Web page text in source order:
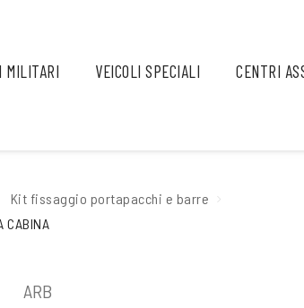
MILITARI VEICOLI SPECIALI CENTRI
Kit fissaggio portapacchi e barre
CABINA
ARB